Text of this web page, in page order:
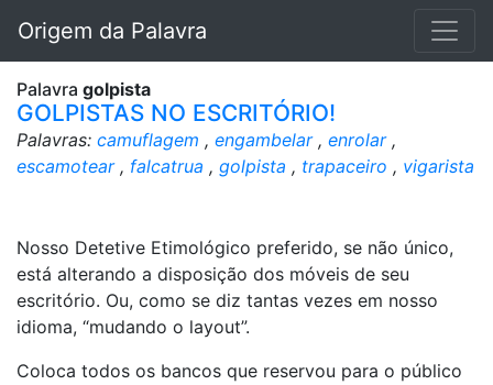
Origem da Palavra
Palavra golpista
GOLPISTAS NO ESCRITÓRIO!
Palavras: camuflagem , engambelar, enrolar,
escamotear, falcatrua , golpista , trapaceiro , vigarista
Nosso Detetive Etimológico preferido, se não único,
está alterando a disposição dos móveis de seu
escritório. Ou, como se diz tantas vezes em nosso
idioma, “mudando o layout”.
Coloca todos os bancos que reservou para o público